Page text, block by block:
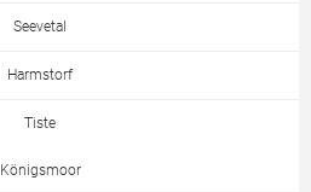
Seevetal
Harmstorf
Tiste
Königsmoor